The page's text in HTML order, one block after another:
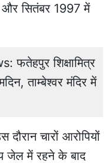
सितंबर 1997 में
फतेहपुर शिक्षामित्र
ताम्बेश्वर मंदिर में
चारों आरोपियों
जेल में रहने के बाद